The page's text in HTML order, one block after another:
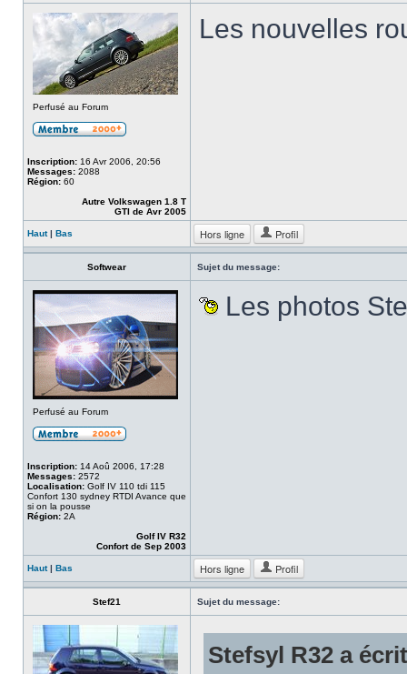
Perfusé au Forum
Inscription: 16 Avr 2006, 20:56
Messages: 2088
Région: 60
Autre Volkswagen 1.8 T
GTI de Avr 2005
Les nouvelles
Haut| Bas Hors ligne Profil
Softwear Sujet du message:
Perfusé au Forum
Inscription: 14 Aoû 2006, 17:28
Messages: 2572
Localisation: Golf IV 110 tdi 115
Confort 130 sydney RTDI Avance que
si on la pousse
Région: 2A
Golf IV R32
Confort de Sep 2003
Les photos
Haut| Bas Hors ligne Profil
Stef21 Sujet du message:
Stefsyl R32 a